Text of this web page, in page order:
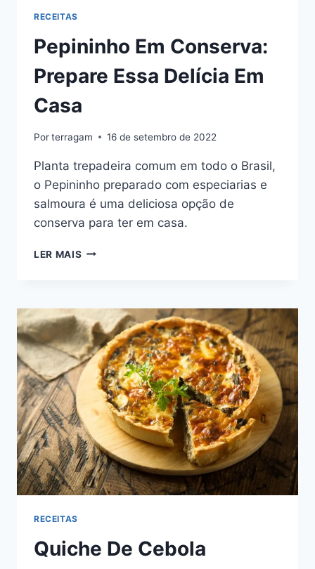
RECEITAS
Pepininho Em Conserva:
Prepare Essa Delícia Em
Casa
Porterragam 16 de setembro de 2022
Planta trepadeira comum em todo o Brasil,
o Pepininho preparado com especiarias e
salmoura é uma deliciosa opção de
conserva para ter em casa.
LER MAIS PEPININHO
ESSA
DELÍCIA
EM
CASA
RECEITAS
Quiche De Cebola